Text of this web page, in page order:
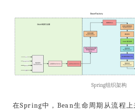
Spring组织架构
在Spring中，Bean生命周期从流程